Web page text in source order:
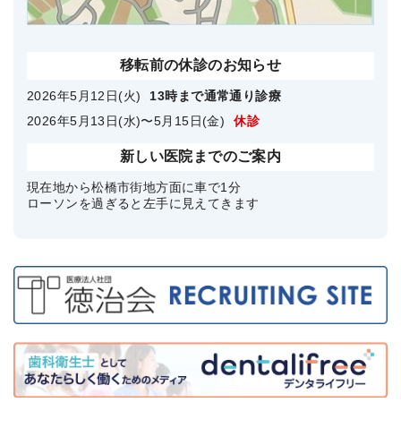
移転前の休診のお知らせ
2026年5月12日(火)
13時まで通常通り診療
2026年5月13日(水)〜5月15日(金)
休診
新しい医院までのご案内
現在地から松橋市街地方面に車で1分
ローソンを過ぎると左手に見えてきます